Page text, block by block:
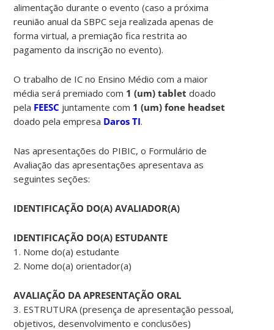
alimentação durante o evento (caso a próxima
reunião anual da SBPC seja realizada apenas de
forma virtual, a premiação fica restrita ao
pagamento da inscrição no evento).
O trabalho de IC no Ensino Médio com a maior
média será premiado com 1 (um) tablet doado
pela FEESC juntamente com 1 (um) fone headset
doado pela empresa Daros TI.
Nas apresentações do PIBIC, o Formulário de
Avaliação das apresentações apresentava as
seguintes seções:
IDENTIFICAÇÃO DO(A) AVALIADOR(A)
IDENTIFICAÇÃO DO(A) ESTUDANTE
1. Nome do(a) estudante
2. Nome do(a) orientador(a)
AVALIAÇÃO DA APRESENTAÇÃO ORAL
3. ESTRUTURA (presença de apresentação pessoal,
objetivos, desenvolvimento e conclusões)